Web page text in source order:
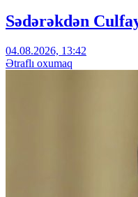
Sədərəkdən
04.08.2026, 13:42
Ətraflı oxumaq